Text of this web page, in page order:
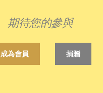
期待您的參與
成為會員 捐贈